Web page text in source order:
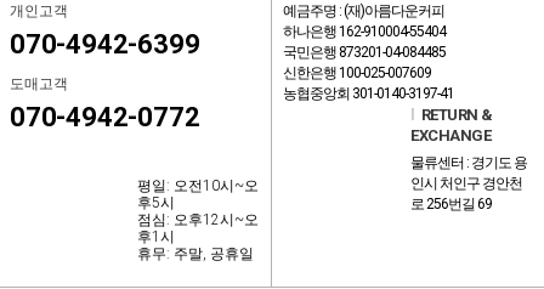
개인고객
070-4942-6399
도매고객
070-4942-0772
평일: 오전10시~오
후5시
점심: 오후12시~오
후1시
휴무: 주말, 공휴일
예금주명 : (재)아름다운커피
하나은행 162-910004-55404
국민은행 873201-04-084485
신한은행 100-025-007609
농협중앙회 301-0140-3197-41
l RETURN &
EXCHANGE
물류센터 : 경기도 용
인시 처인구 경안천
로 256번길 69